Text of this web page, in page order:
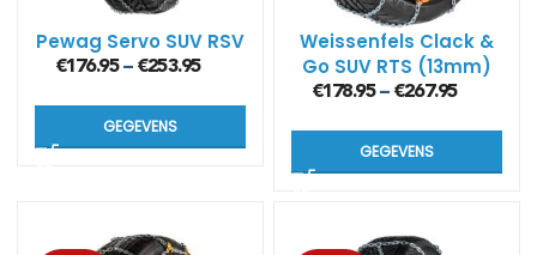
Pewag Servo SUV RSV
€176.95– €253.95
GEGEVENS
Weissenfels Clack &
Go SUV RTS (13mm)
€178.95– €267.95
GEGEVENS